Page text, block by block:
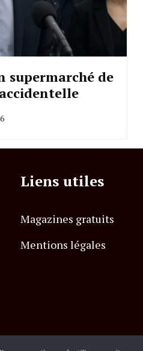
supermarché de
Liens utiles
Magazines gratuits
Mentions légales